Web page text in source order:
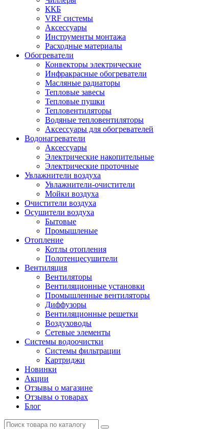
ККБ
VRF системы
Аксессуары
Инструменты монтажа
Расходные материалы
Обогреватели
Конвекторы электрические
Инфракрасные обогреватели
Масляные радиаторы
Тепловые завесы
Тепловые пушки
Тепловентиляторы
Водяные тепловентиляторы
Аксессуары для обогревателей
Водонагреватели
Аксессуары
Электрические накопительные
Электрические проточные
Увлажнители воздуха
Увлажнители-очистители
Мойки воздуха
Очистители воздуха
Осушители воздуха
Бытовые
Промышленые
Отопление
Котлы отопления
Полотенцесушители
Вентиляция
Вентиляторы
Вентиляционные установки
Промышленные вентиляторы
Диффузоры
Вентиляционные решетки
Воздуховоды
Сетевые элементы
Системы водоочистки
Системы фильтрации
Картриджи
Новинки
Акции
Отзывы о магазине
Отзывы о товарах
Блог